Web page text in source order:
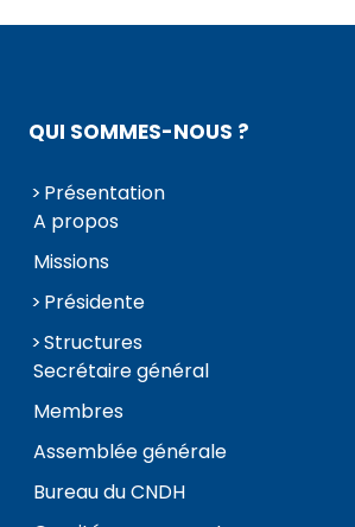
QUI SOMMES-NOUS ?
Présentation
A propos
Missions
Présidente
Structures
Secrétaire général
Membres
Assemblée générale
Bureau du CNDH